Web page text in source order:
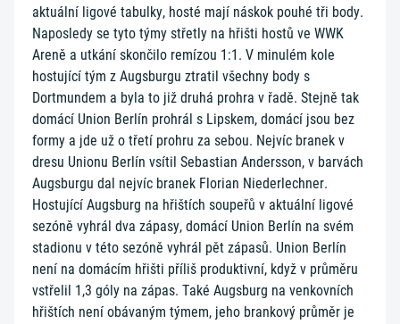
aktuální ligové tabulky, hosté mají náskok pouhé tři body.
Naposledy se tyto týmy střetly na hřišti hostů ve WWK
Areně a utkání skončilo remízou 1:1. V minulém kole
hostující tým z Augsburgu ztratil všechny body s
Dortmundem a byla to již druhá prohra v řadě. Stejně tak
domácí Union Berlín prohrál s Lipskem, domácí jsou bez
formy a jde už o třetí prohru za sebou. Nejvíc branek v
dresu Unionu Berlín vsítil Sebastian Andersson, v barvách
Augsburgu dal nejvíc branek Florian Niederlechner.
Hostující Augsburg na hřištích soupeřů v aktuální ligové
sezóně vyhrál dva zápasy, domácí Union Berlín na svém
stadionu v této sezóně vyhrál pět zápasů. Union Berlín
není na domácím hřišti příliš produktivní, když v průměru
vstřelil 1,3 góly na zápas. Také Augsburg na venkovních
hřištích není obávaným týmem, jeho brankový průměr je